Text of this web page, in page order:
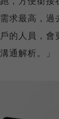
求最高，過
的人員，會
通解析。」